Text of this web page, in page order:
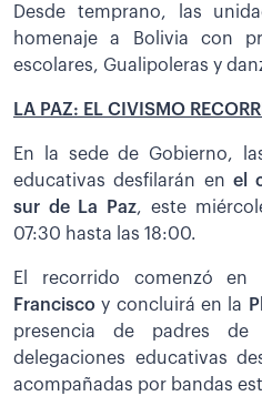
Desde temprano, las
homenaje a Bolivia con
escolares, Gualipoleras y
LA PAZ: EL CIVISMO
En la sede de Gobierno,
educativas desfilarán en el
sur de La Paz, este
07:30 hasta las 18:00.
El recorrido comenzó en
Francisco y concluirá en la
presencia de padres
delegaciones educativas
acompañadas por bandas